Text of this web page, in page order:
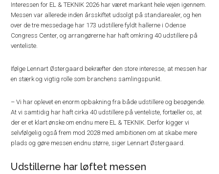
Interessen for EL & TEKNIK 2026 har været markant hele vejen igennem.
Messen var allerede inden årsskiftet udsolgt på standarealer, og hen
over de tre messedage har 173 udstillere fyldt hallerne i Odense
Congress Center, og arrangørerne har haft omkring 40 udstillere på
venteliste.
Ifølge Lennart Østergaard bekræfter den store interesse, at messen har
en stærk og vigtig rolle som branchens samlingspunkt.
– Vi har oplevet en enorm opbakning fra både udstillere og besøgende.
At vi samtidig har haft cirka 40 udstillere på venteliste, fortæller os, at
der er et klart ønske om endnu mere EL & TEKNIK. Derfor kigger vi
selvfølgelig også frem mod 2028 med ambitionen om at skabe mere
plads og gøre messen endnu større, siger Lennart Østergaard.
Udstillerne har løftet messen